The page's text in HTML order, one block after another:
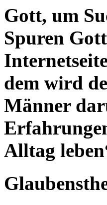
Gott, um
Spuren
dem wird
Männer
Alltag